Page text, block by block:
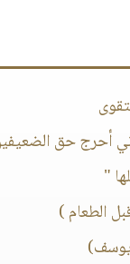
أحرج حق
"
الطعام )